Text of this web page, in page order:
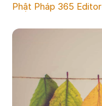
Phật Pháp 365 Editor